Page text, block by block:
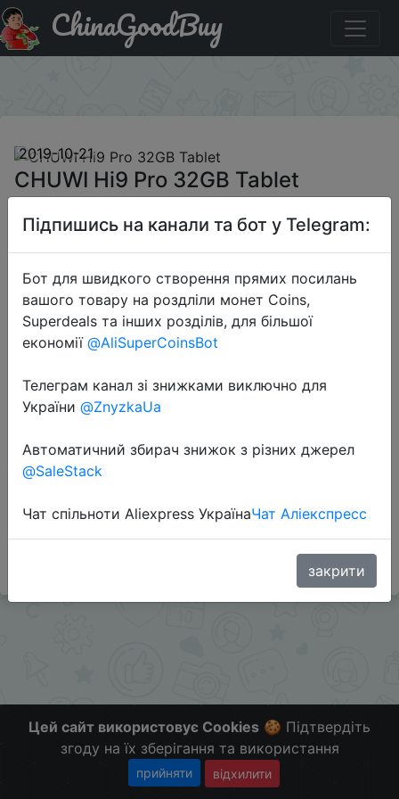
Паридбати з промокодом BG14c94a CHUWI Hi9 Pro
32GB TabletChinaGoodBuy
2019-10-21
CHUWI Hi9 Pro 32GB Tablet
$112.99
Промокод:"BG14c94a"
Перейти до магазину
Додаткова інформація відсутня.
каналі:
ZnyzhkaUA
Цей сайт використовує Cookies 🍪 Підтвердіть
згоду на їх зберігання та використання
прийняти відхилити
Підпишись на канали та бот у Telegram:
Бот для швидкого створення прямих посилань
вашого товару на роздліли монет Coins,
Superdeals та інших розділів, для більшої
економії @AliSuperCoinsBot
Телеграм канал зі знижками виключно для
України @ZnyzkaUa
Автоматичний збирач знижок з різних джерел
@SaleStack
Чат спільноти Aliexpress УкраїнаЧат Аліекспресс
закрити